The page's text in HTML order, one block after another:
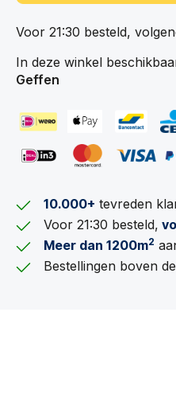
Voor 21:30 besteld,
In deze winkel
Geffen
10.000+ tevreden
Voor 21:30 besteld,
Meer dan 1200m2
Bestellingen boven